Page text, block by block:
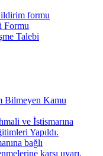
formu
Formu
Talebi
Bilmeyen Kamu
ve İstismarına
Yapıldı.
bağlı
karşı uyarı.